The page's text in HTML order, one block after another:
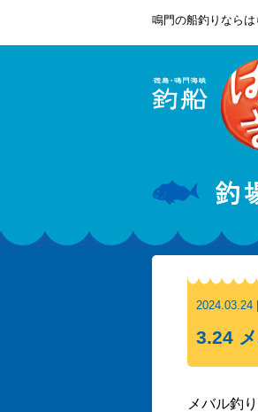
鳴門の船釣りなら
2024.03.24
3.24
メバル釣